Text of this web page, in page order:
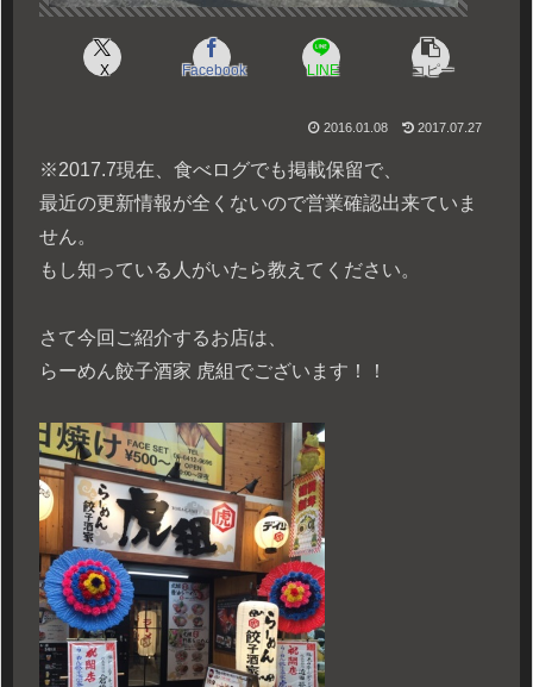
X Facebook LINE コピー
2016.01.08 2017.07.27
※2017.7現在、食べログでも掲載保留で、
最近の更新情報が全くないので営業確認出来ていま
せん。
もし知っている人がいたら教えてください。
さて今回ご紹介するお店は、
らーめん餃子酒家 虎組でございます！！